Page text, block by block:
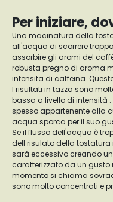
Per iniziare,
Una macinatura della
all'acqua di scorrere
assorbire gli aromi del
robusta pregno di aroma
intensita di caffeina.
I risultati in tazza sono
bassa a livello di intensità
spesso appartenente alla
acqua sporca per il suo
Se il flusso dell'acqua è
dell risulato della tostatura
sarà eccessivo creando
caratterizzato da un gusto
momento si chiama
sono molto concentrati e